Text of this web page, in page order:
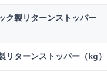
ク製リターンストッパー
リターンストッパー（kg）